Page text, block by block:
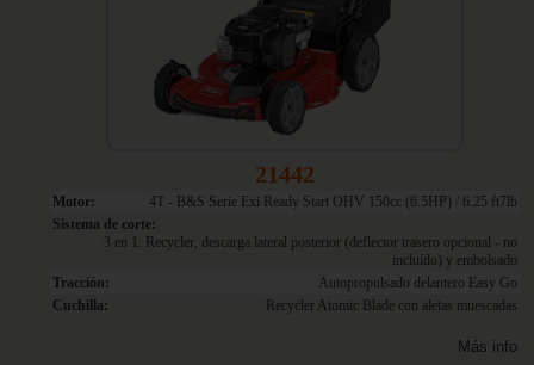
21442
Motor:
4T - B&S Serie Exi Ready Start OHV 150cc (6.5HP) / 6.25 ft7lb
Sistema de corte:
3 en 1: Recycler, descarga lateral posterior (deflector trasero opcional - no
incluído) y embolsado
Tracción:
Autopropulsado delantero Easy Go
Cuchilla:
Recycler Atomic Blade con aletas muescadas
Más info